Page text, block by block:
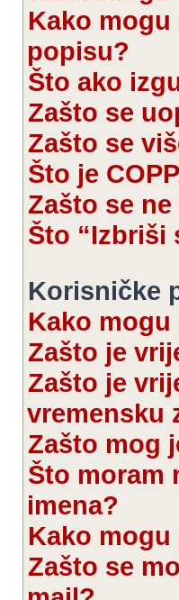
Kako
popisu?
Što ako
Zašto se
Zašto se
Što je
Zašto se
Što “Izbriši
Korisničke
Kako
Zašto je
Zašto je
vremensku
Zašto mog
Što moram
imena?
Kako
Zašto se